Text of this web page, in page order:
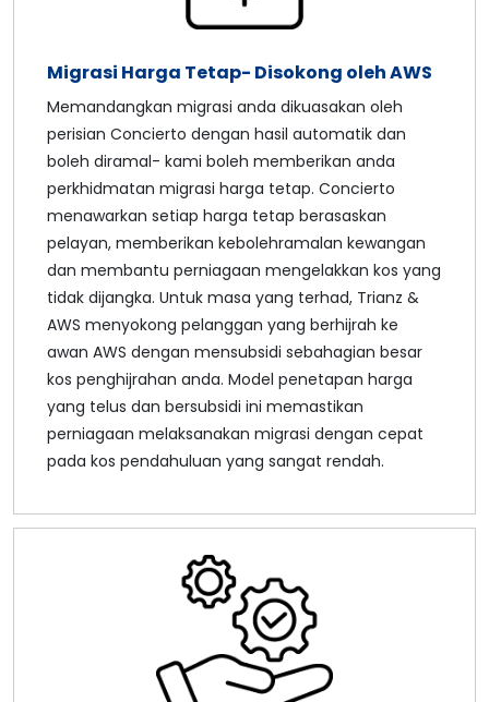
Migrasi Harga Tetap- Disokong oleh AWS
Memandangkan migrasi anda dikuasakan oleh
perisian Concierto dengan hasil automatik dan
boleh diramal- kami boleh memberikan anda
perkhidmatan migrasi harga tetap. Concierto
menawarkan setiap harga tetap berasaskan
pelayan, memberikan kebolehramalan kewangan
dan membantu perniagaan mengelakkan kos yang
tidak dijangka. Untuk masa yang terhad, Trianz &
AWS menyokong pelanggan yang berhijrah ke
awan AWS dengan mensubsidi sebahagian besar
kos penghijrahan anda. Model penetapan harga
yang telus dan bersubsidi ini memastikan
perniagaan melaksanakan migrasi dengan cepat
pada kos pendahuluan yang sangat rendah.